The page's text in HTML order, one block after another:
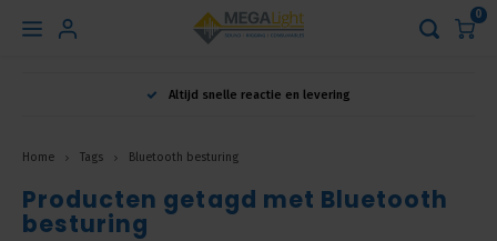
Hoofdmenu
Nederlands
0
Altijd snelle reactie en levering
Home Tags Bluetooth besturing
Producten getagd met Bluetooth
besturing